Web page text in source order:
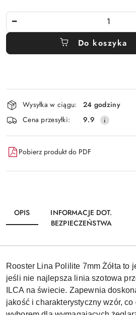
Do koszyka
Wyślij
Dostępność
i
dostawa
Wysyłka w ciągu:
24 godziny
Cena przesyłki:
9.9
Pobierz produkt do PDF
OPIS
INFORMACJE DOT.
BEZPIECZEŃSTWA
Rooster Lina Polilite 7mm Żółta to
jeśli nie najlepsza linia szotowa
ILCA na świecie. Zapewnia
jakość i charakterystyczny wzór,